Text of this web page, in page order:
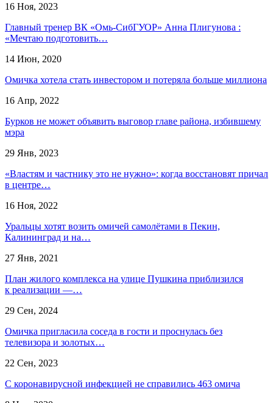
16 Ноя, 2023
Главный тренер ВК «Омь-СибГУОР» Анна Плигунова :
«Мечтаю подготовить…
14 Июн, 2020
Омичка хотела стать инвестором и потеряла больше миллиона
16 Апр, 2022
Бурков не может объявить выговор главе района, избившему
мэра
29 Янв, 2023
«Властям и частнику это не нужно»: когда восстановят причал
в центре…
16 Ноя, 2022
Уральцы хотят возить омичей самолётами в Пекин,
Калининград и на…
27 Янв, 2021
План жилого комплекса на улице Пушкина приблизился
к реализации —…
29 Сен, 2024
Омичка пригласила соседа в гости и проснулась без
телевизора и золотых…
22 Сен, 2023
С коронавирусной инфекцией не справились 463 омича